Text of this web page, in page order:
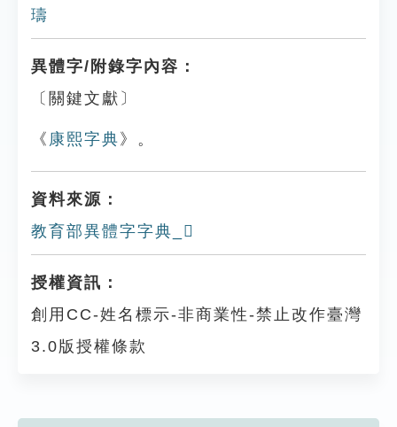
璹
異體字/附錄字內容：
〔關鍵文獻〕
《 康熙字典 》。
資料來源：
教育部異體字字典_𠩱
授權資訊：
創用CC-姓名標示-非商業性-禁止改作臺灣
3.0版授權條款